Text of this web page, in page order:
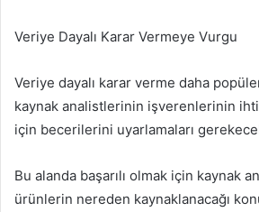
Veriye Dayalı Karar Vermeye Vurgu
Veriye dayalı karar verme daha
kaynak analistlerinin işverenlerinin
için becerilerini uyarlamaları
Bu alanda başarılı olmak için kaynak
ürünlerin nereden kaynaklanacağı